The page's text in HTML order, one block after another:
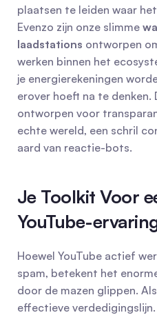
plaatsen te leiden waar
Evenzo zijn onze slimme
laadstations ontworpen
werken binnen het
je energierekeningen
erover hoeft na te
ontworpen voor
echte wereld, een schril
aard van reactie-bots.
Je Toolkit Voor
YouTube-
Hoewel YouTube actief
spam, betekent het
door de mazen glippen.
effectieve